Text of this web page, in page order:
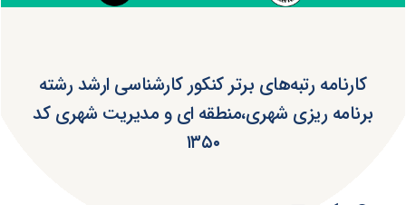
کارنامه رتبه‌های برتر کنکور کارشناسی ارشد رشته
برنامه ریزی شهری،منطقه ای و مدیریت شهری کد
۱۳۵۰